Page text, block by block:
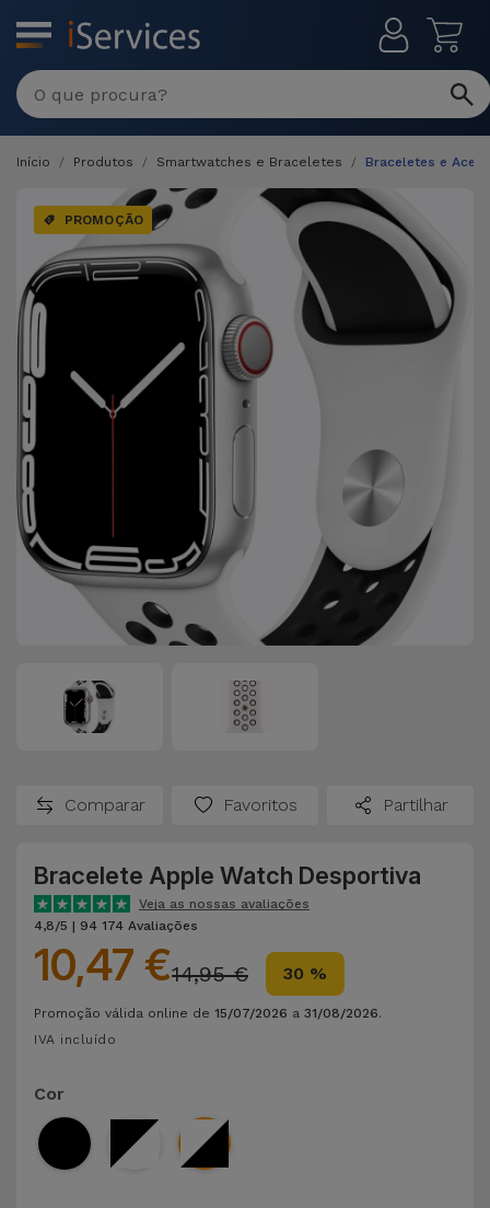
MENU
Início Produtos Smartwatches e Braceletes Braceletes e
PROMOÇÃO
Comparar Favoritos Partilhar
Bracelete Apple Watch Desportiva
Veja as nossas avaliações
4,8/5 | 94 174 Avaliações
10,47 €14,95 € 30 %
Promoção válida online de 15/07/2026 a 31/08/2026.
IVA incluído
Cor